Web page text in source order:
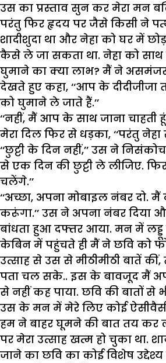
उस का प्रस्ताव सुन कर मेरा मन
परंतु फिर हृदय पर जैसे किसी ने
शादीशुदा था और नेहा को घर में
कैसे ले जा सकता था. नेहा को साथ
घुमाने का क्या लाभ? मैं ने
देखते हुए कहा, ‘‘आप के दीदीजीजा
को घुमाने ले जाते हैं.’’
‘‘नहीं, मैं आप के साथ जाना चाहती
मेरा दिल फिर से धड़का, ‘‘परंतु नेहा
‘‘छुट्टी के दिन नहीं,’’ उस ने
से एक दिन की छुट्टी ले लीजिए.
चलेंगे.’’
‘‘अच्छा, अपना मोबाइल नंबर दो.
करूंगा.’’ उस ने अपना नंबर
बांधता हुआ दफ्तर आया. मन में
केबिन में पहुंचते ही मैं ने छवि को
उत्साह से उस से मीठीमीठी बातें
पता चल सके.. इस के बावजूद मैं
से नहीं कह पाया. छवि की बातों से
उस के मन में मेरे लिए कोई
हम ने बाहर घूमने की बात तय कर
पर मेरा उत्साह खत्म हो चुका था.
जाने का छवि का कोई विशेष